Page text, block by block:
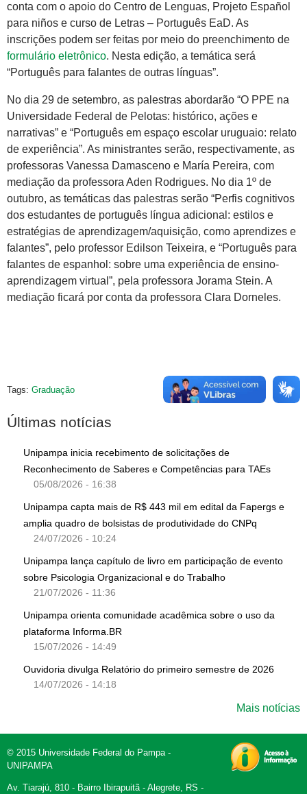
conta com o apoio do Centro de Lenguas, Projeto Español
para niños e curso de Letras – Português EaD. As
inscrições podem ser feitas por meio do preenchimento de
formulário eletrônico. Nesta edição, a temática será
“Português para falantes de outras línguas”.
No dia 29 de setembro, as palestras abordarão “O PPE na
Universidade Federal de Pelotas: histórico, ações e
narrativas” e “Português em espaço escolar uruguaio: relato
de experiência”. As ministrantes serão, respectivamente, as
professoras Vanessa Damasceno e María Pereira, com
mediação da professora Aden Rodrigues. No dia 1º de
outubro, as temáticas das palestras serão “Perfis cognitivos
dos estudantes de português língua adicional: estilos e
estratégias de aprendizagem/aquisição, como aprendizes e
falantes”, pelo professor Edilson Teixeira, e “Português para
falantes de espanhol: sobre uma experiência de ensino-
aprendizagem virtual”, pela professora Jorama Stein. A
mediação ficará por conta da professora Clara Dorneles.
Tags: Graduação
Últimas notícias
Unipampa inicia recebimento de solicitações de
Reconhecimento de Saberes e Competências para TAEs
05/08/2026 - 16:38
Unipampa capta mais de R$ 443 mil em edital da Fapergs e
amplia quadro de bolsistas de produtividade do CNPq
24/07/2026 - 10:24
Unipampa lança capítulo de livro em participação de evento
sobre Psicologia Organizacional e do Trabalho
21/07/2026 - 11:36
Unipampa orienta comunidade acadêmica sobre o uso da
plataforma Informa.BR
15/07/2026 - 14:49
Ouvidoria divulga Relatório do primeiro semestre de 2026
14/07/2026 - 14:18
Mais notícias
© 2015 Universidade Federal do Pampa -
UNIPAMPA
Av. Tiarajú, 810 - Bairro Ibirapuitã - Alegrete, RS -